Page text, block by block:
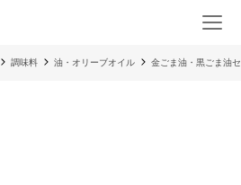
調味料 油・オリーブオイル 金ごま油・黒ごま油